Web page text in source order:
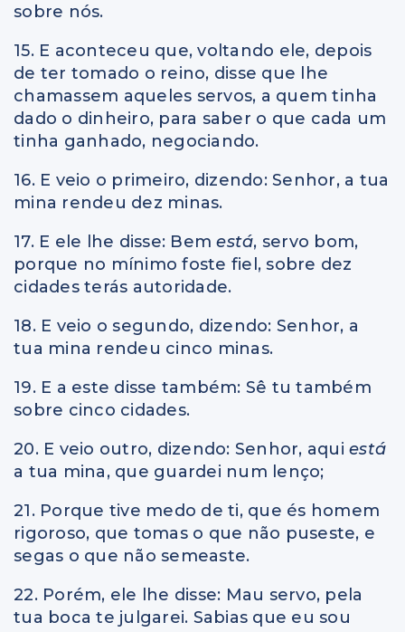
sobre nós.
15. E aconteceu que, voltando ele, depois
de ter tomado o reino, disse que lhe
chamassem aqueles servos, a quem tinha
dado o dinheiro, para saber o que cada um
tinha ganhado, negociando.
16. E veio o primeiro, dizendo: Senhor, a tua
mina rendeu dez minas.
17. E ele lhe disse: Bemestá, servo bom,
porque no mínimo foste fiel, sobre dez
cidades terás autoridade.
18. E veio o segundo, dizendo: Senhor, a
tua mina rendeu cinco minas.
19. E a este disse também: Sê tu também
sobre cinco cidades.
20. E veio outro, dizendo: Senhor, aqui está
a tua mina, que guardei num lenço;
21. Porque tive medo de ti, que és homem
rigoroso, que tomas o que não puseste, e
segas o que não semeaste.
22. Porém, ele lhe disse: Mau servo, pela
tua boca te julgarei. Sabias que eu sou